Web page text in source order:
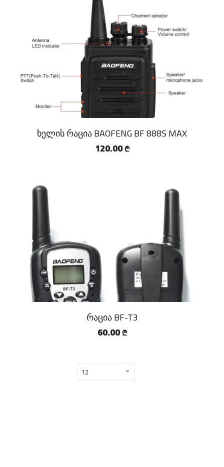
ხელის რაცია BAOFENG BF 888S MAX
120.00 ₾
რაცია BF-T3
60.00 ₾
12